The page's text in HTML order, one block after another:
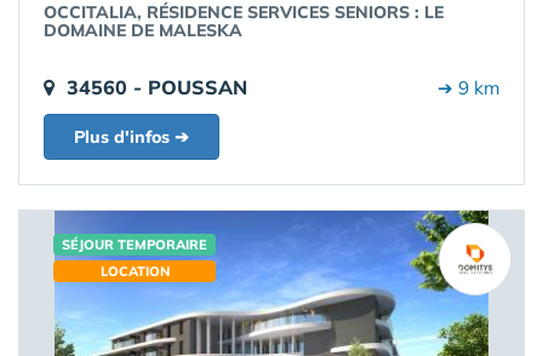
OCCITALIA, RÉSIDENCE SERVICES SENIORS : LE
DOMAINE DE MALESKA
34560 - POUSSAN ➔ 9 km
Plus d'infos ➔
SÉJOUR TEMPORAIRE
LOCATION